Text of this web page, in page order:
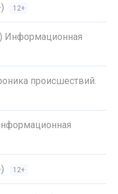
12+
Информационная
происшествий.
12+